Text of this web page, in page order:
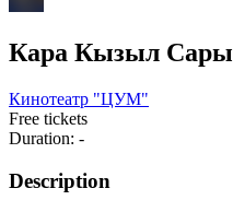
Кара Кызыл Сары
Кинотеатр "ЦУМ"
Free tickets
Duration: -
Description